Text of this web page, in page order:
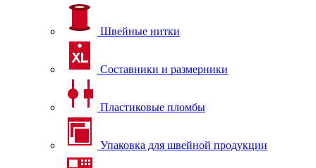
Швейные нитки
Составники и размерники
Пластиковые пломбы
Упаковка для швейной продукции